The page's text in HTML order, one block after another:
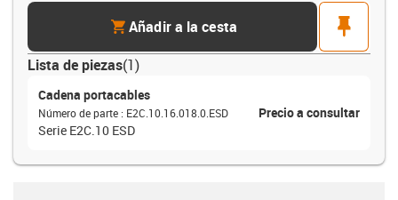
cartAñadir a la cesta
pin
Lista de piezas(1)
Cadena portacables
Número de parte : E2C.10.16.018.0.ESD
Precio a consultar
Serie E2C.10 ESD